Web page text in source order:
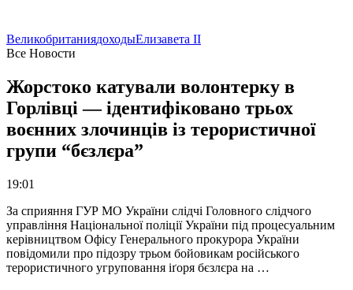
ВеликобританиядоходыЕлизавета II
Все Новости
Жорстоко катували волонтерку в
Горлівці — ідентифіковано трьох
воєнних злочинців із терористичної
групи “бєзлєра”
19:01
За сприяння ГУР МО України слідчі Головного слідчого
управління Національної поліції України під процесуальним
керівництвом Офісу Генерального прокурора України
повідомили про підозру трьом бойовикам російського
терористичного угруповання іґоря бєзлєра на …